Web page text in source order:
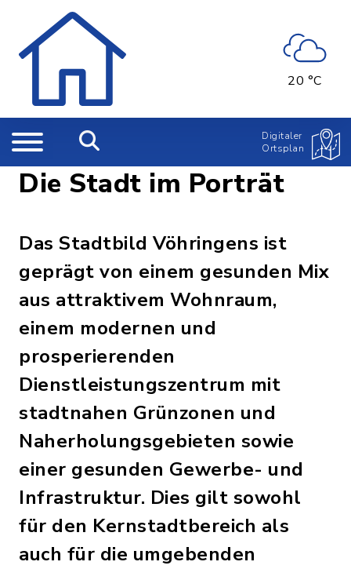
20 °C
Digitaler
Ortsplan
Die Stadt im Porträt
Das Stadtbild Vöhringens ist
geprägt von einem gesunden Mix
aus attraktivem Wohnraum,
einem modernen und
prosperierenden
Dienstleistungszentrum mit
stadtnahen Grünzonen und
Naherholungsgebieten sowie
einer gesunden Gewerbe- und
Infrastruktur. Dies gilt sowohl
für den Kernstadtbereich als
auch für die umgebenden